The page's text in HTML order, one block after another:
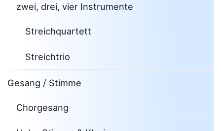
zwei, drei, vier Instrumente
Streichquartett
Streichtrio
Gesang / Stimme
Chorgesang